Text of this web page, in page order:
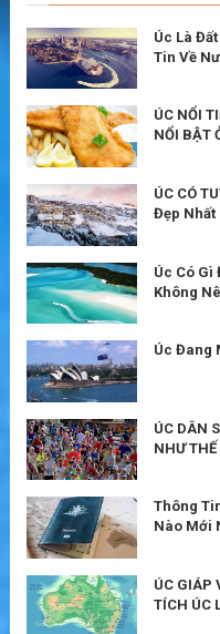
Úc Là
Tin Về
ÚC NỔI
NỔI BẬT
ÚC CÓ
Đẹp Nhất
Úc Có Gì
Không
Úc Đang
ÚC DÂN
NHƯ THẾ
Thông
Nào Mới
ÚC GIÁP
TÍCH ÚC